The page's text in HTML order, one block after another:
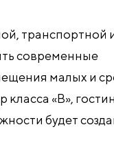
транспортной
современные
малых и
«В»,
будет